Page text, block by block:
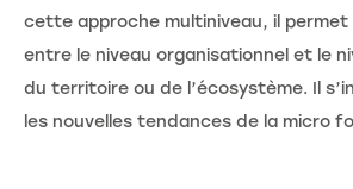
cette approche multiniveau, il permet
entre le niveau organisationnel et le
du territoire ou de l’écosystème. Il
les nouvelles tendances de la micro